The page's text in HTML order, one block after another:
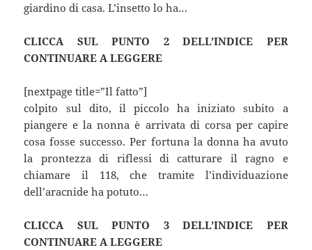
giardino di casa. L’insetto lo ha…
CLICCA SUL PUNTO 2 DELL’INDICE PER
CONTINUARE A LEGGERE
[nextpage title=”Il fatto”]
colpito sul dito, il piccolo ha iniziato subito a
piangere e la nonna è arrivata di corsa per capire
cosa fosse successo. Per fortuna la donna ha avuto
la prontezza di riflessi di catturare il ragno e
chiamare il 118, che tramite l’individuazione
dell’aracnide ha potuto…
CLICCA SUL PUNTO 3 DELL’INDICE PER
CONTINUARE A LEGGERE